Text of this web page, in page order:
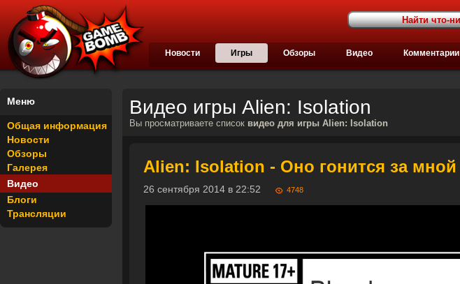
Новости Игры Обзоры Видео Комментарии
Меню
Общая информация
Новости
Обзоры
Галерея
Видео
Блоги
Трансляции
Видео игры Alien: Isolation
Вы просматриваете список видео для игры Alien: Isolation
Alien: Isolation - Оно гонится за мной
26 сентября 2014 в 22:52 4748